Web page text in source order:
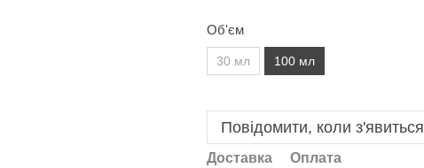
Об'єм
30 мл 100 мл
Повідомити, коли з'явиться
Доставка
Оплата